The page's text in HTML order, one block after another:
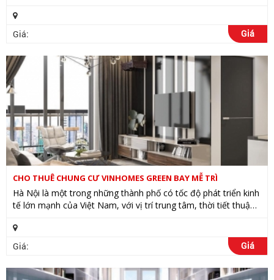
đó chọn...
Giá:
Giá
CHO THUÊ CHUNG CƯ VINHOMES GREEN BAY MỄ TRÌ
Hà Nội là một trong những thành phố có tốc độ phát triển kinh
tế lớn mạnh của Việt Nam, với vị trí trung tâm, thời tiết thuận
Giá: Giá